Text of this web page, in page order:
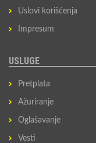
Uslovi korišćenja
Impresum
USLUGE
Pretplata
Ažuriranje
Oglašavanje
Vesti